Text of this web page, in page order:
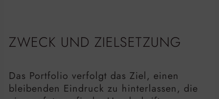
ZWECK UND ZIELSETZUNG
Das Portfolio verfolgt das Ziel, einen
bleibenden Eindruck zu hinterlassen, die